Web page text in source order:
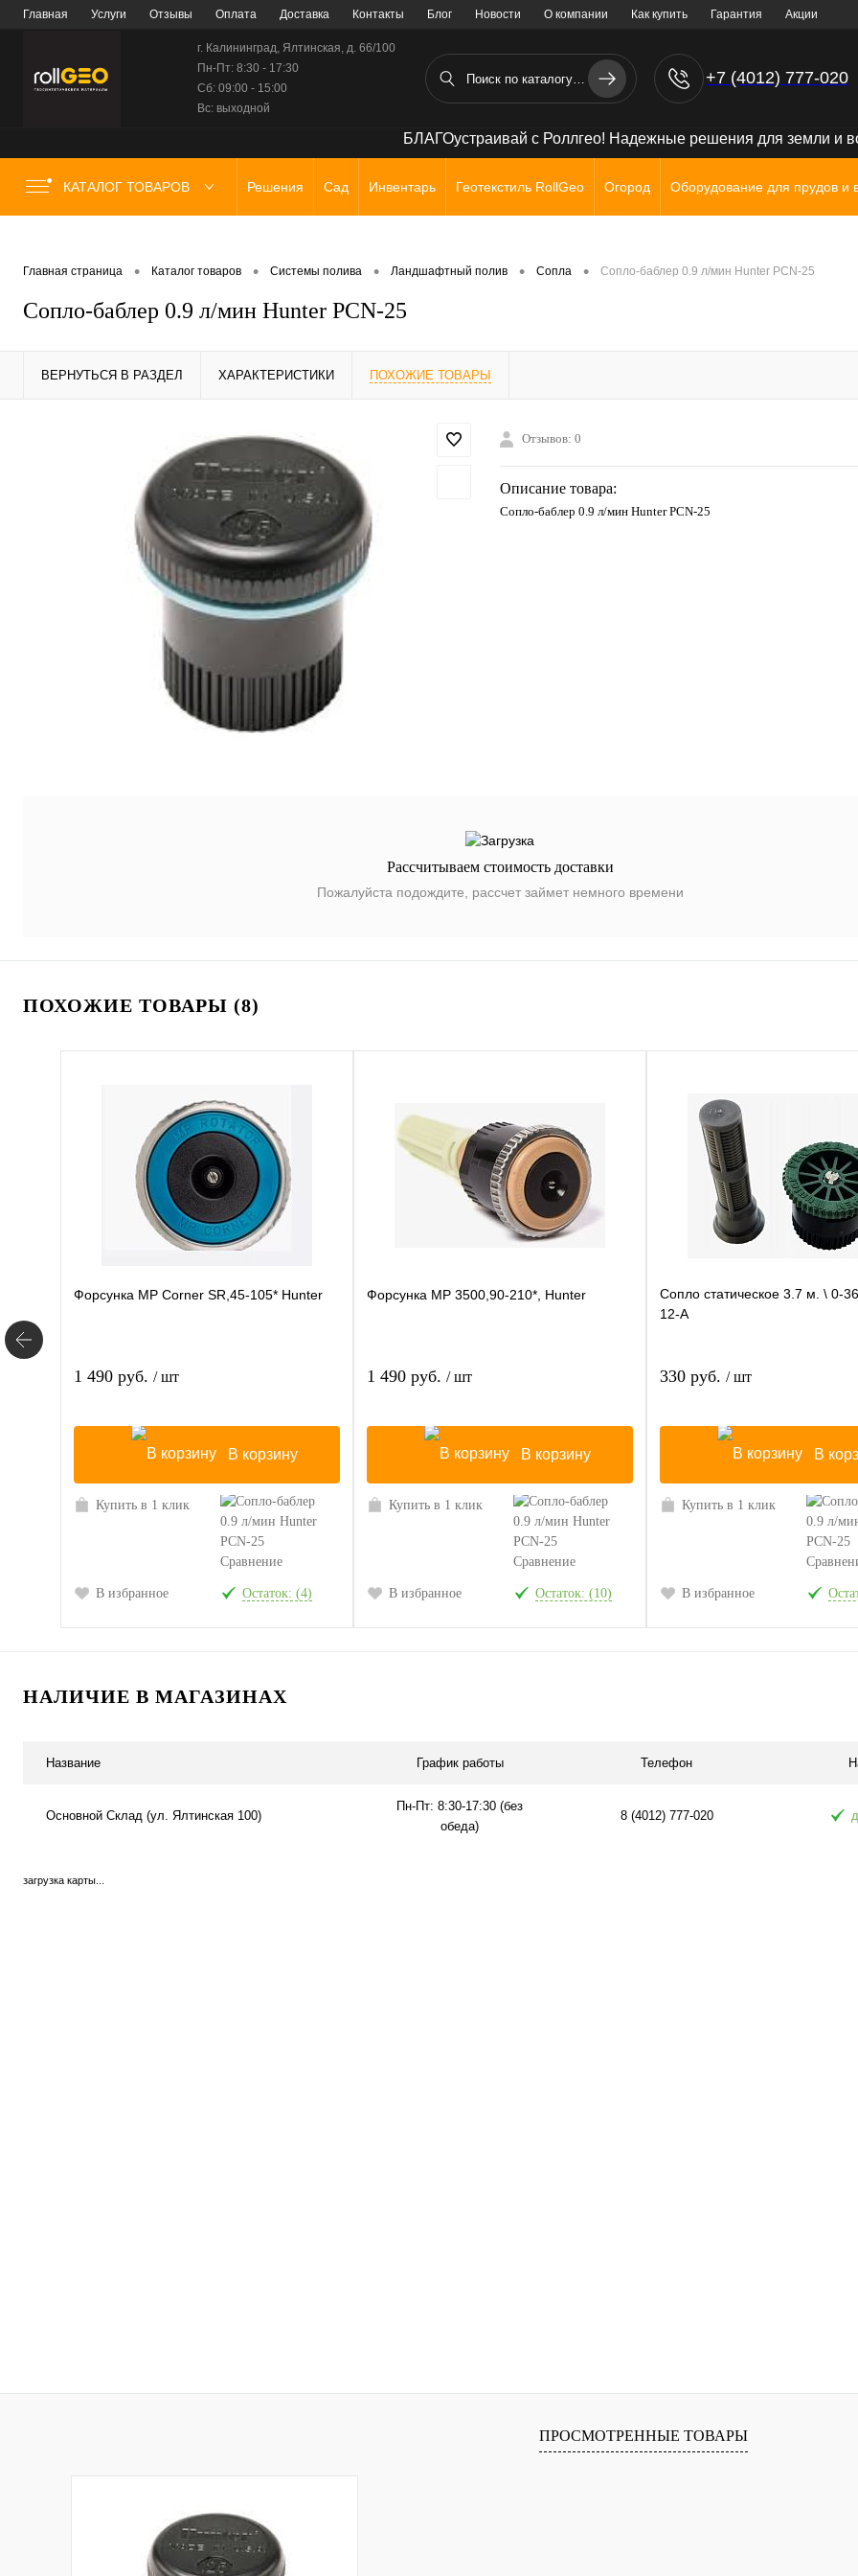
Главная Услуги Отзывы Оплата Доставка Контакты Блог Новости О компании Как купить Гарантия Акции
г. Калининград, Ялтинская, д. 66/100
Пн-Пт: 8:30 - 17:30
Сб: 09:00 - 15:00
Вс: выходной
+7 (4012) 777-020
БЛАГОустраивай с Роллгео! Надежные решения для земли и
КАТАЛОГ ТОВАРОВ Решения Сад Инвентарь Геотекстиль RollGeo Огород Оборудование для прудов и
Главная страница • Каталог товаров • Системы полива • Ландшафтный полив • Сопла • Сопло-баблер 0.9 л/мин Hunter РСN-25
Сопло-баблер 0.9 л/мин Hunter РСN-25
ВЕРНУТЬСЯ В РАЗДЕЛ ХАРАКТЕРИСТИКИ ПОХОЖИЕ ТОВАРЫ
Отзывов: 0
Описание товара:
Сопло-баблер 0.9 л/мин Hunter РСN-25
Рассчитываем стоимость доставки
Пожалуйста подождите, рассчет займет немного времени
ПОХОЖИЕ ТОВАРЫ (8)
Форсунка MP Corner SR,45-105* Hunter
1 490 руб. / шт
В корзину
Купить в 1 клик
Сравнение
В избранное Остаток: (4)
Форсунка MP 3500,90-210*, Hunter
1 490 руб. / шт
В корзину
Купить в 1 клик
Сравнение
В избранное Остаток: (10)
Сопло статическое 3.7 м. \ 0-
12-A
330 руб. / шт
В
Купить в 1 клик
В избранное
НАЛИЧИЕ В МАГАЗИНАХ
Название График работы Телефон
Основной Склад (ул. Ялтинская 100)
Пн-Пт: 8:30-17:30 (без
обеда)
8 (4012) 777-020
загрузка карты...
ПРОСМОТРЕННЫЕ ТОВАРЫ